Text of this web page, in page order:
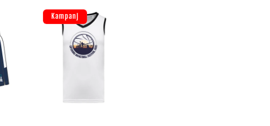
Kampanj